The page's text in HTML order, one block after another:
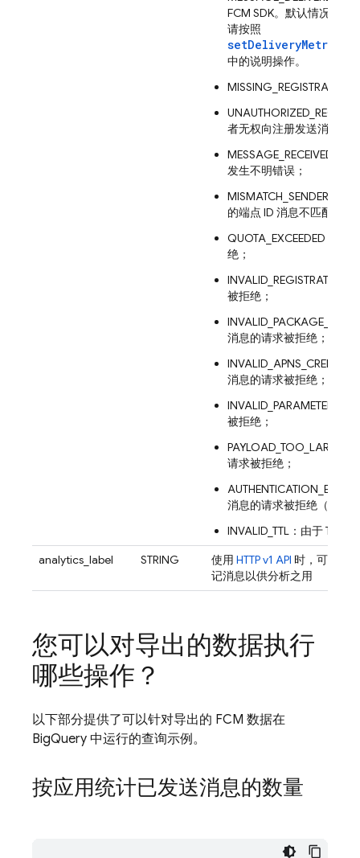
FCM SDK。默认情况下
请按照
中的说明操作。
者无权向注册发送消息；
发生不明错误；
MISMATCH_SENDER_ID
的端点 ID 消息不匹配，
QUOTA_EXCEEDED：由
绝；
被拒绝；
消息的请求被拒绝；
消息的请求被拒绝；
INVALID_PARAMETERS
被拒绝；
PAYLOAD_TOO_LARGE
请求被拒绝；
消息的请求被拒绝（请检
INVALID_TTL：由于 TTL
analytics_label
STRING 使用 HTTP v1 API 时，可以在
记消息以供分析之用
您可以对导出的数据执行
哪些操作？
以下部分提供了可以针对导出的 FCM 数据在
BigQuery 中运行的查询示例。
按应用统计已发送消息的数量